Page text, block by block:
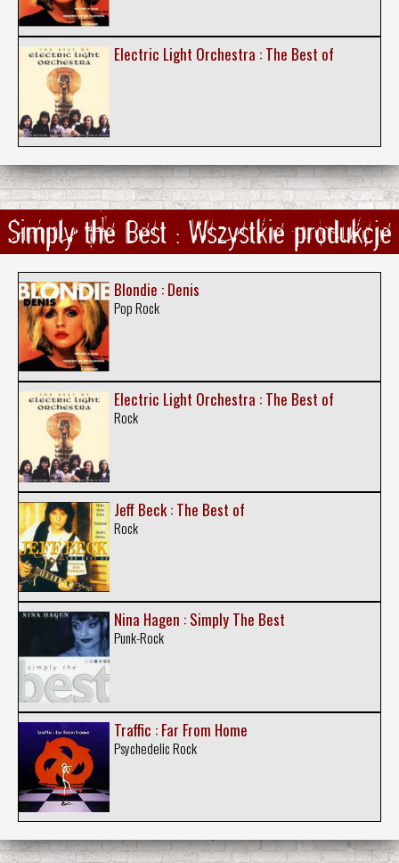
Electric Light Orchestra : The Best of
Simply the Best : Wszystkie produkcje
Blondie : Denis
Pop Rock
Electric Light Orchestra : The Best of
Rock
Jeff Beck : The Best of
Rock
Nina Hagen : Simply The Best
Punk-Rock
Traffic : Far From Home
Psychedelic Rock